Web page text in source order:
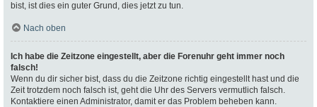
bist, ist dies ein guter Grund, dies jetzt zu tun.
Nach oben
Ich habe die Zeitzone eingestellt, aber die Forenuhr geht immer noch
falsch!
Wenn du dir sicher bist, dass du die Zeitzone richtig eingestellt hast und die
Zeit trotzdem noch falsch ist, geht die Uhr des Servers vermutlich falsch.
Kontaktiere einen Administrator, damit er das Problem beheben kann.